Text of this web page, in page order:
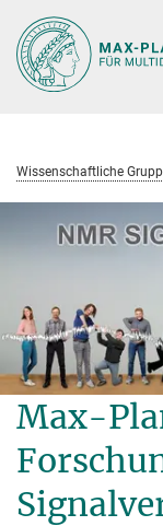
Hauptinhalt
Wissenschaftliche
Max-